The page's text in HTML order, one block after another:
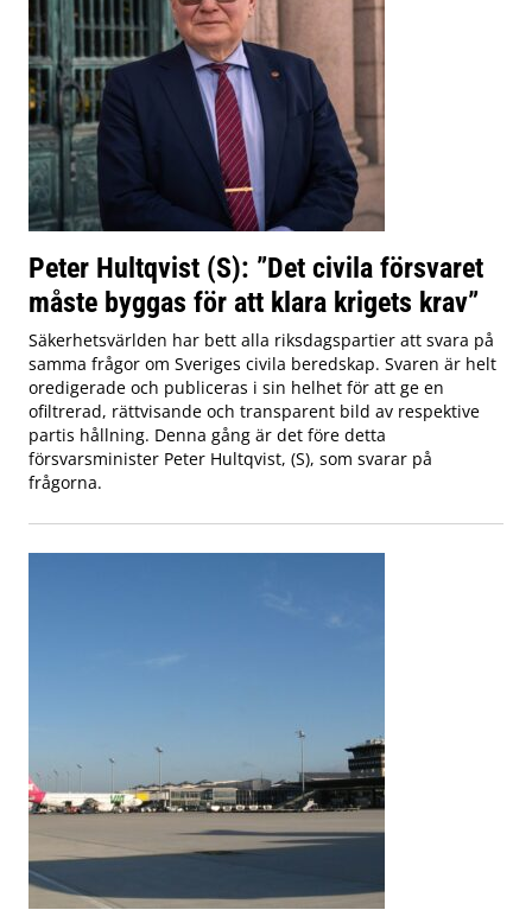
Peter Hultqvist (S): ”Det civila försvaret
måste byggas för att klara krigets krav”
Säkerhetsvärlden har bett alla riksdagspartier att svara på
samma frågor om Sveriges civila beredskap. Svaren är helt
oredigerade och publiceras i sin helhet för att ge en
ofiltrerad, rättvisande och transparent bild av respektive
partis hållning. Denna gång är det före detta
försvarsminister Peter Hultqvist, (S), som svarar på
frågorna.